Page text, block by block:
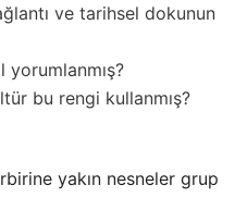
ve tarihsel dokunun
yorumlanmış?
bu rengi kullanmış?
yakın nesneler grup